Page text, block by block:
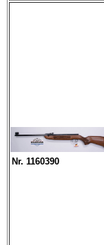
Nr. 1160390